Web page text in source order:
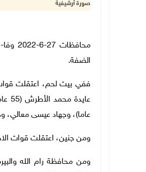
صورة أرشيفية
محافظات27-6-2022 وفا-
الضفة.
عاما)، وجهاد عيسى معالي،
ومن جنين، اعتقلت قوات
ومن محافظة رام الله